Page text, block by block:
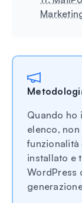
Quando ho
elenco,
funzionalità
installato e
WordPress